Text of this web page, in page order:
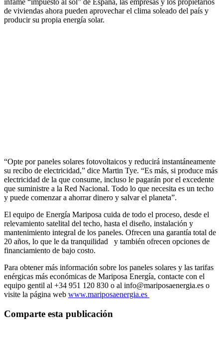
infame “impuesto al sol” de España, las empresas y los propietarios
de viviendas ahora pueden aprovechar el clima soleado del país y
producir su propia energía solar.
“Opte por paneles solares fotovoltaicos y reducirá instantáneamente
su recibo de electricidad,” dice Martin Tye. “Es más, si produce más
electricidad de la que consume, incluso le pagarán por el excedente
que suministre a la Red Nacional. Todo lo que necesita es un techo
y puede comenzar a ahorrar dinero y salvar el planeta”.
El equipo de Energía Mariposa cuida de todo el proceso, desde el
relevamiento satelital del techo, hasta el diseño, instalación y
mantenimiento integral de los paneles. Ofrecen una garantía total de
20 años, lo que le da tranquilidad y también ofrecen opciones de
financiamiento de bajo costo.
Para obtener más información sobre los paneles solares y las tarifas
enérgicas más económicas de Mariposa Energía, contacte con el
equipo gentil al +34 951 120 830 o al info@mariposaenergia.es o
visite la página web www.mariposaenergia.es
Comparte esta publicación